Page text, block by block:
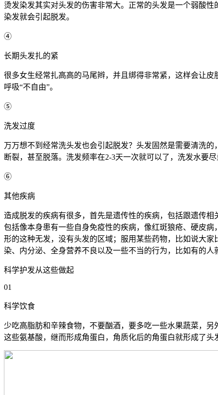
烫发染发其实对头发的伤害非常大。正常的头发是一个弱酸
染发就会引起脱发。
④
长期头发扎的紧
很多女生经常扎高高的马尾辫，并且绑得非常紧，这样会让
呼吸“不自由”。
⑤
洗发过度
万万想不到经常洗头发也会引起脱发？头发固然是需要清洗
断裂，甚至脱落。洗发频率在2-3天一次就可以了，洗发水要
⑥
其他疾病
造成脱发的疾病有很多，首先是遗传性的疾病，包括跟遗传
包括像本身患有一些自身免疫性的疾病，像红斑狼疮、 硬皮病
形的这种无发，没有头发的区域；服用某些药物，比如说大
染、内分泌、全身营养不良以及一些不当的行为，比如有的
科学护发从这些做起
01
科学饮食
少吃高脂肪和辛辣食物，不要酗酒，要多吃一些水果蔬菜，
这些氨基酸，继而形成角蛋白，角质化后的角蛋白就形成了